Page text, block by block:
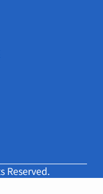
Reserved.